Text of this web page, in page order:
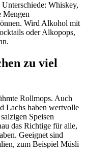
Whiskey,
Mengen
Wird Alkohol mit
oder Alkopops,
zu viel
Rollmops. Auch
Lachs haben wertvolle
Speisen
das Richtige für alle,
Geeignet sind
zum Beispiel Müsli